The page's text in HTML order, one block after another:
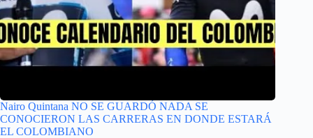
Nairo Quintana NO SE GUARDÓ NADA SE
CONOCIERON LAS CARRERAS EN DONDE ESTARÁ
EL COLOMBIANO